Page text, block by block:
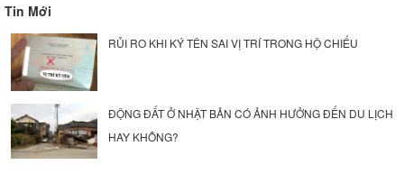
Tin Mới
RỦI RO KHI KÝ TÊN SAI VỊ TRÍ TRONG HỘ CHIẾU
ĐỘNG ĐẤT Ở NHẬT BẢN CÓ ẢNH HƯỞNG ĐẾN DU LỊCH
HAY KHÔNG?